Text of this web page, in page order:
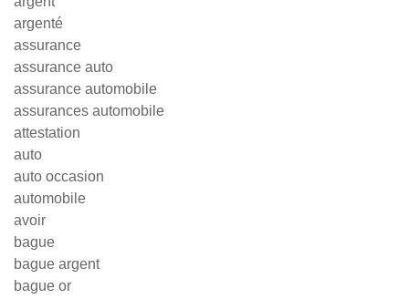
argenté
assurance
assurance auto
assurance automobile
assurances automobile
attestation
auto
auto occasion
automobile
avoir
bague
bague argent
bague or